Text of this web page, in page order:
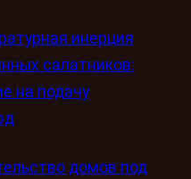
инерция
салатников:
на подачу
домов под